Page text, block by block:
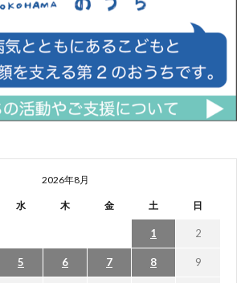
2026年8月
水 木 金 土 日
1 2
5 6 7 8 9